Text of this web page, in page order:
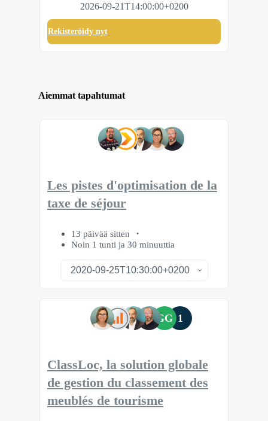
2026-09-21T14:00:00+0200
Rekisteröidy nyt
Aiemmat tapahtumat
Les pistes d'optimisation de la
taxe de séjour
13 päivää sitten
Noin 1 tunti ja 30 minuuttia
GG 1
ClassLoc, la solution globale
de gestion du classement des
meublés de tourisme